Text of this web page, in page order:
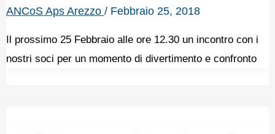
ANCoS Aps Arezzo / Febbraio 25, 2018
Il prossimo 25 Febbraio alle ore 12.30 un incontro con i
nostri soci per un momento di divertimento e confronto